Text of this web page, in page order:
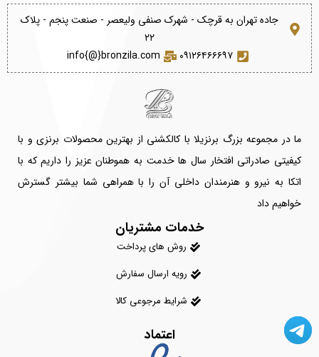
جاده تهران به قرچک - شهرک صنفی ولیعصر - صنعت پنجم - پلاک
۲۲
۰۹۱۲۶۴۶۶۶۹۷
info{@}bronzila.com
ما در مجموعه بزرگ برنزیلا با کالکشنی از بهترین محصولات برنزی و با
کیفیتی صادراتی افتخار سال ها خدمت به هموطنان عزیز را داریم که با
اتکا به نیرو و هنرمندان داخلی آن را با همراهی شما بیشتر گسترش
خواهیم داد
خدمات مشتریان
روش های پرداخت
رویه ارسال سفارش
شرایط مرجوعی کالا
اعتماد